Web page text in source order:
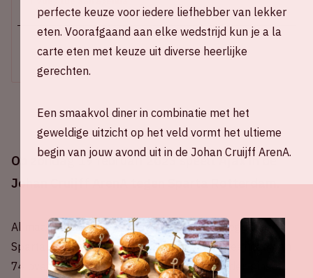
Op zondag 19 februari 2023 speelt Ajax in de
Johan Cruijff ArenA tegen Sparta Rotterdam.
Al maar liefst 125 keer eerder stond Ajax tegenover
Sparta Rotterdam in de Eredivisie. Ajax schreef daarvan
74 overwinningen op zijn naam, 25 wedstrijden gingen
UITVERKOCHT
perfecte keuze voor iedere liefhebber van lekker
eten. Voorafgaand aan elke wedstrijd kun je a la
carte eten met keuze uit diverse heerlijke
gerechten.
Een smaakvol diner in combinatie met het
geweldige uitzicht op het veld vormt het ultieme
begin van jouw avond uit in de Johan Cruijff ArenA.